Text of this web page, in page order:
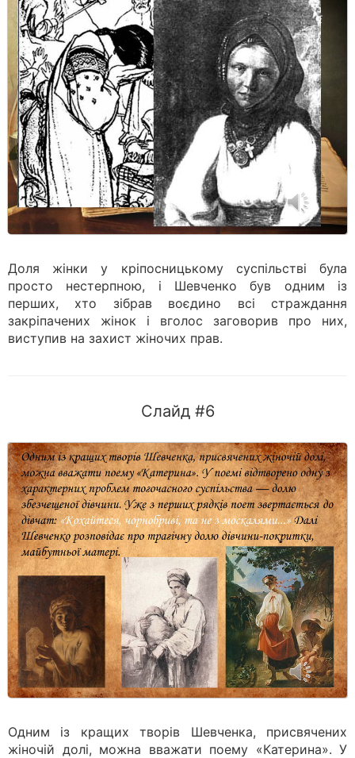
Доля жінки у кріпосницькому суспільстві була
просто нестерпною, і Шевченко був одним із
перших, хто зібрав воєдино всі страждання
закріпачених жінок і вголос заговорив про них,
виступив на захист жіночих прав.
Слайд #6
Одним із кращих творів Шевченка, присвячених
жіночій долі, можна вважати поему «Катерина». У